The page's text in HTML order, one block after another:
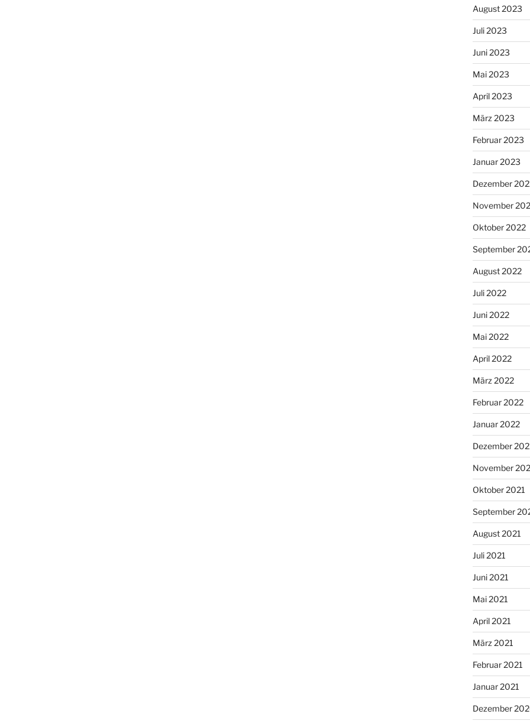
August 2023
Juli 2023
Juni 2023
Mai 2023
April 2023
März 2023
Februar 2023
Januar 2023
Dezember
November
Oktober 2022
September
August 2022
Juli 2022
Juni 2022
Mai 2022
April 2022
März 2022
Februar 2022
Januar 2022
Dezember
November
Oktober 2021
September
August 2021
Juli 2021
Juni 2021
Mai 2021
April 2021
März 2021
Februar 2021
Januar 2021
Dezember